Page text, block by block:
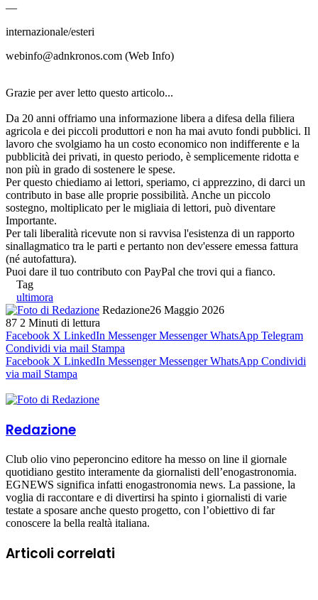
—
internazionale/esteri
webinfo@adnkronos.com (Web Info)
Grazie per aver letto questo articolo...
Da 20 anni offriamo una informazione libera a difesa della filiera
agricola e dei piccoli produttori e non ha mai avuto fondi pubblici. Il
lavoro che svolgiamo ha un costo economico non indifferente e la
pubblicità dei privati, in questo periodo, è semplicemente ridotta e
non più in grado di sostenere le spese.
Per questo chiediamo ai lettori, speriamo, ci apprezzino, di darci un
contributo in base alle proprie possibilità. Anche un piccolo
sostegno, moltiplicato per le migliaia di lettori, può diventare
Importante.
Per tali liberalità ricevute non si ravvisa l'esistenza di un rapporto
sinallagmatico tra le parti e pertanto non dev'essere emessa fattura
(né autofattura).
Puoi dare il tuo contributo con PayPal che trovi qui a fianco.
Tag
ultimora
Redazione26 Maggio 2026
87 2 Minuti di lettura
Facebook X LinkedIn Messenger Messenger WhatsApp Telegram
Condividi via mail Stampa
Facebook X LinkedIn Messenger Messenger WhatsApp Condividi
via mail Stampa
Redazione
Club olio vino peperoncino editore ha messo on line il giornale
quotidiano gestito interamente da giornalisti dell’enogastronomia.
EGNEWS significa infatti enogastronomia news. La passione, la
voglia di raccontare e di divertirsi ha spinto i giornalisti di varie
testate a sposare anche questo progetto, con l’obiettivo di far
conoscere la bella realtà italiana.
Articoli correlati